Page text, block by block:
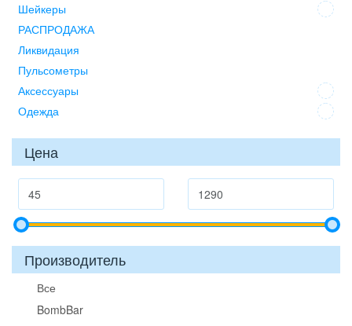
Шейкеры
РАСПРОДАЖА
Ликвидация
Пульсометры
Аксессуары
Одежда
Цена
Производитель
Все
BombBar